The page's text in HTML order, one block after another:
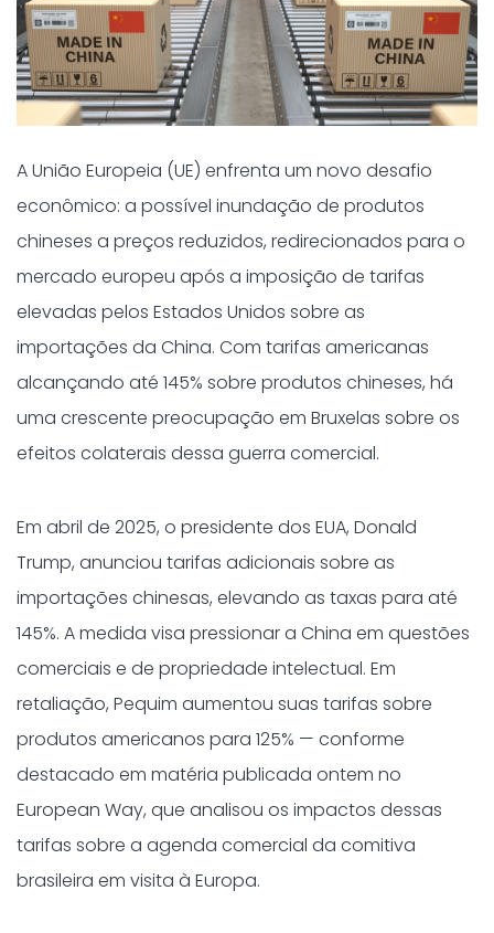
A União Europeia (UE) enfrenta um novo desafio
econômico: a possível inundação de produtos
chineses a preços reduzidos, redirecionados para o
mercado europeu após a imposição de tarifas
elevadas pelos Estados Unidos sobre as
importações da China. Com tarifas americanas
alcançando até 145% sobre produtos chineses, há
uma crescente preocupação em Bruxelas sobre os
efeitos colaterais dessa guerra comercial.
Em abril de 2025, o presidente dos EUA, Donald
Trump, anunciou tarifas adicionais sobre as
importações chinesas, elevando as taxas para até
145%. A medida visa pressionar a China em questões
comerciais e de propriedade intelectual. Em
retaliação, Pequim aumentou suas tarifas sobre
produtos americanos para 125% — conforme
destacado em matéria publicada ontem no
European Way, que analisou os impactos dessas
tarifas sobre a agenda comercial da comitiva
brasileira em visita à Europa.